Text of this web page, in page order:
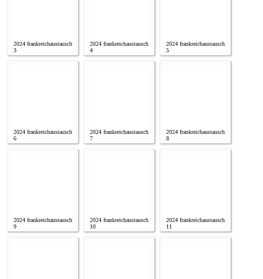
2024 frankreichaustausch
3
2024 frankreichaustausch
4
2024 frankreichaustausch
5
2024 frankreichaustausch
6
2024 frankreichaustausch
7
2024 frankreichaustausch
8
2024 frankreichaustausch
9
2024 frankreichaustausch
10
2024 frankreichaustausch
11